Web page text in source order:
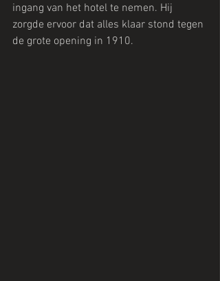
ingang van het hotel te nemen. Hij
zorgde ervoor dat alles klaar stond tegen
de grote opening in 1910.